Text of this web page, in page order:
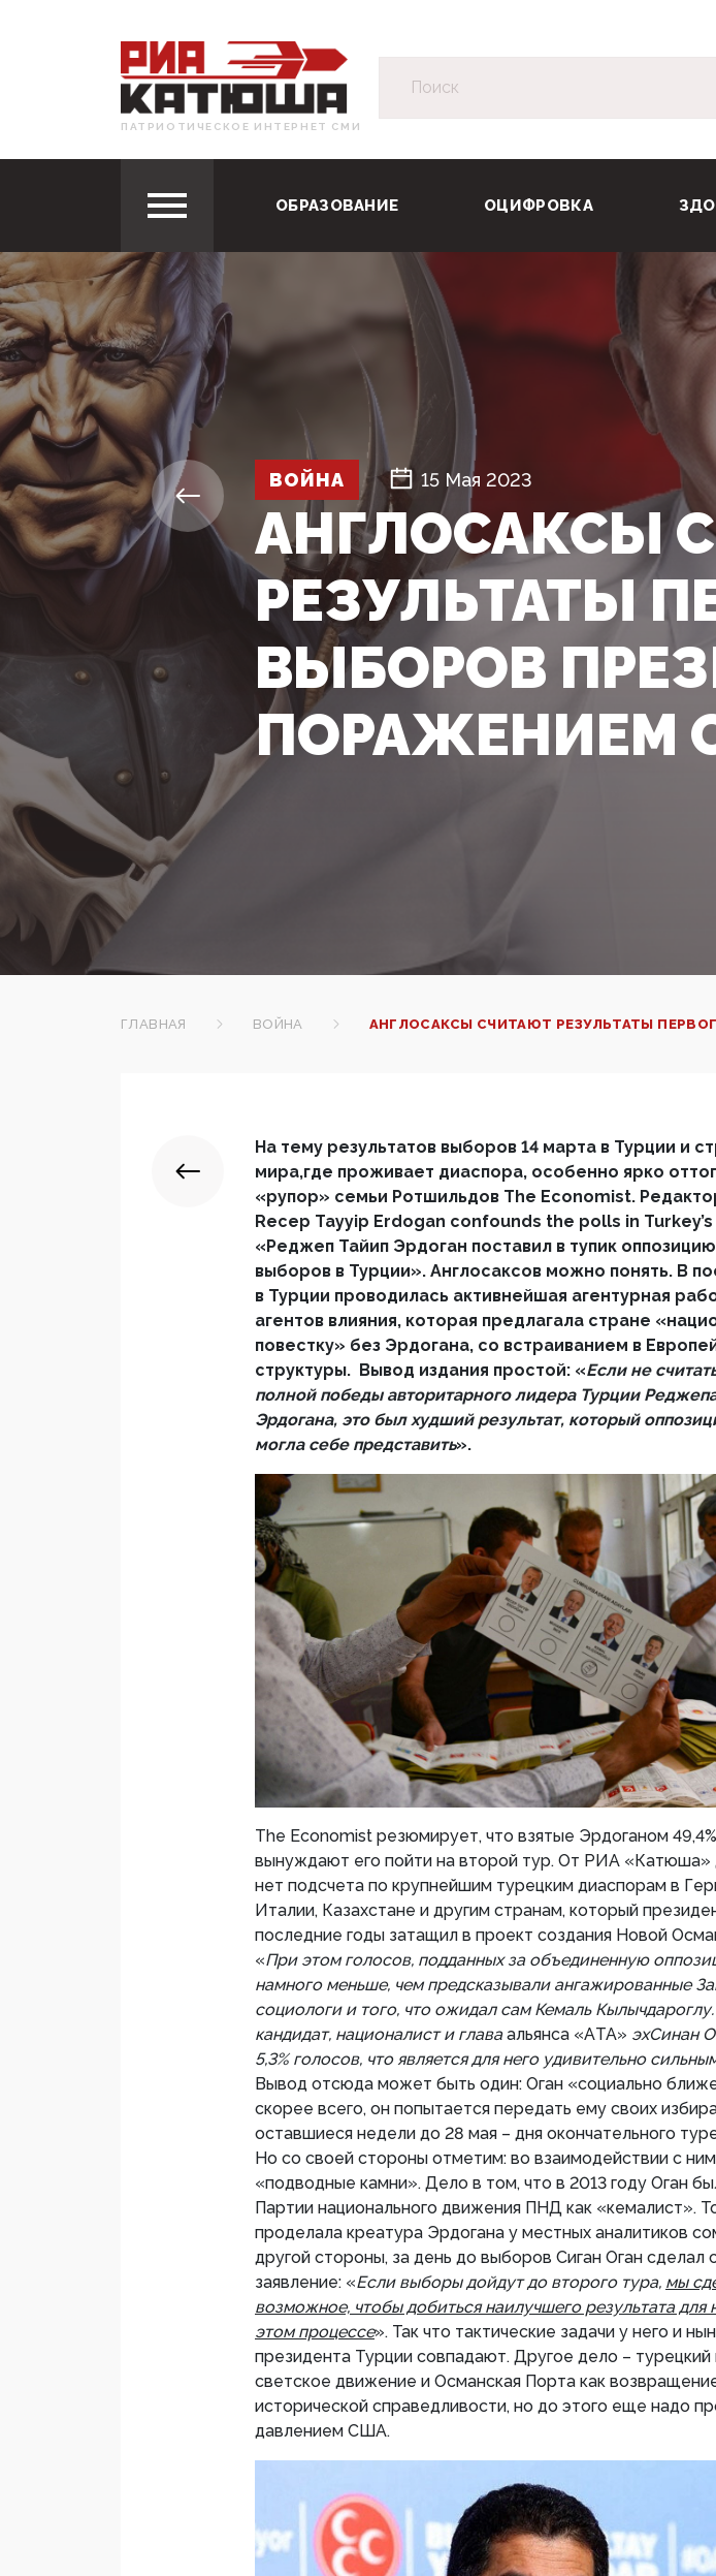
ПАТРИОТИЧЕСКОЕ ИНТЕРНЕТ СМИ
ОБРАЗОВАНИЕ ОЦИФРОВКА
ВОЙНА 15 Мая 2023
АНГЛОСАКСЫ
РЕЗУЛЬТАТЫ
ВЫБОРОВ
ПОРАЖЕНИЕМ
ГЛАВНАЯ ВОЙНА АНГЛОСАКСЫ СЧИТАЮТ РЕЗУЛЬТАТЫ
На тему результатов выборов 14 марта в Турции и
мира,где проживает диаспора, особенно ярко
«рупор» семьи Ротшильдов The Economist.
Recep Tayyip Erdogan confounds the polls in
«Реджеп Тайип Эрдоган поставил в тупик
выборов в Турции». Англосаксов можно понять. В
в Турции проводилась активнейшая агентурная
агентов влияния, которая предлагала стране
повестку» без Эрдогана, со встраиванием в
структуры. Вывод издания простой: «Если не
полной победы авторитарного лидера Турции
Эрдогана, это был худший результат, который
могла себе представить».
The Economist резюмирует, что взятые Эрдоганом
вынуждают его пойти на второй тур. От РИА
нет подсчета по крупнейшим турецким диаспорам в
Италии, Казахстане и другим странам, который
последние годы затащил в проект создания Новой
«При этом голосов, подданных за объединенную
намного меньше, чем предсказывали ангажированные
социологи и того, что ожидал сам Кемаль
кандидат, националист и главаальянса «АTA» эхСинан
5,3% голосов, что является для него удивительно
Вывод отсюда может быть один: Оган «социально
скорее всего, он попытается передать ему своих
оставшиеся недели до 28 мая – дня окончательного
Но со своей стороны отметим: во взаимодействии с
«подводные камни». Дело в том, что в 2013 году Оган
Партии национального движения ПНД как «кемалист».
проделала креатура Эрдогана у местных аналитиков
другой стороны, за день до выборов Сиган Оган
заявление: «Если выборы дойдут до второго тура, мы
возможное, чтобы добиться наилучшего результата для
этом процессе». Так что тактические задачи у него и
президента Турции совпадают. Другое дело – турецкий
светское движение и Османская Порта как
исторической справедливости, но до этого еще надо
давлением США.